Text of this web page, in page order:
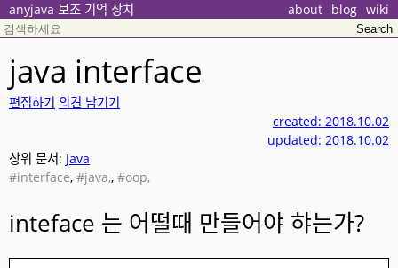
anyjava 보조 기억 장치 wiki
blog
about
java interface
편집하기 의견 남기기
created: 2018.10.02
updated: 2018.10.02
상위 문서: Java
#interface, #java,, #oop,
inteface 는 어떨때 만들어야 햐는가?